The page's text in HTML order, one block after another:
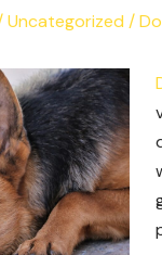
Uncategorized /